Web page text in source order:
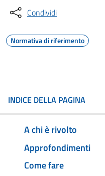
Condividi
Normativa di riferimento
INDICE DELLA PAGINA
A chi è rivolto
Approfondimenti
Come fare